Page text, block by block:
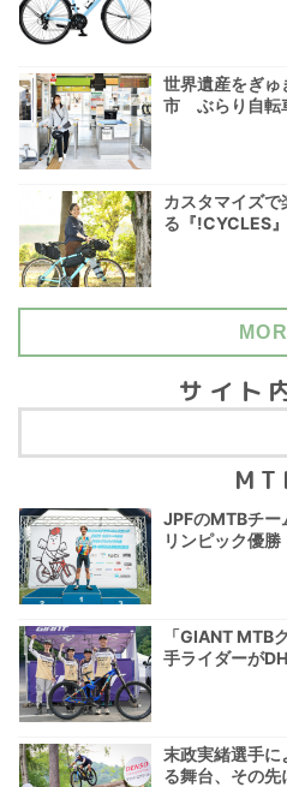
世界遺産をぎゅ
市 ぶらり自転
カスタマイズ
る『!CYCLES』
サイト
JPFのMTBチー
リンピック優勝
「GIANT MTB
手ライダーが
末政実緒選手に
る舞台、その